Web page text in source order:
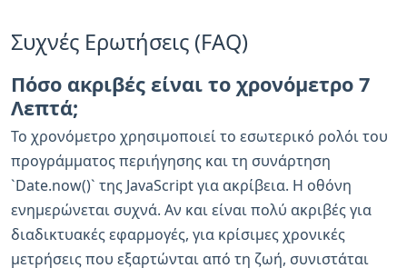
Συχνές Ερωτήσεις (FAQ)
Πόσο ακριβές είναι το χρονόμετρο 7
Λεπτά;
Το χρονόμετρο χρησιμοποιεί το εσωτερικό ρολόι του
προγράμματος περιήγησης και τη συνάρτηση
`Date.now()` της JavaScript για ακρίβεια. Η οθόνη
ενημερώνεται συχνά. Αν και είναι πολύ ακριβές για
διαδικτυακές εφαρμογές, για κρίσιμες χρονικές
μετρήσεις που εξαρτώνται από τη ζωή, συνιστάται